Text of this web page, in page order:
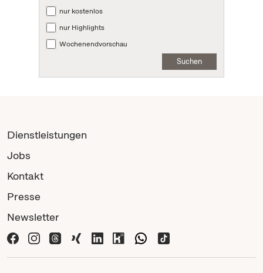
nur kostenlos
nur Highlights
Wochenendvorschau
Suchen
Dienstleistungen
Jobs
Kontakt
Presse
Newsletter